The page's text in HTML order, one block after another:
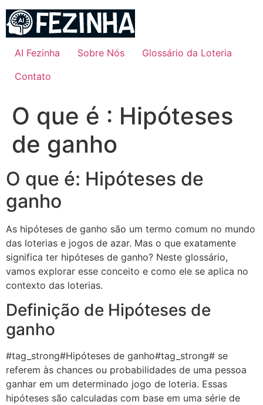
para
conteúdo
AI Fezinha Sobre Nós
Glossário da Loteria
Contato
O que é : Hipóteses
de ganho
O que é: Hipóteses de
ganho
As hipóteses de ganho são um termo comum no mundo
das loterias e jogos de azar. Mas o que exatamente
significa ter hipóteses de ganho? Neste glossário,
vamos explorar esse conceito e como ele se aplica no
contexto das loterias.
Definição de Hipóteses de
ganho
#tag_strong#Hipóteses de ganho#tag_strong# se
referem às chances ou probabilidades de uma pessoa
ganhar em um determinado jogo de loteria. Essas
hipóteses são calculadas com base em uma série de